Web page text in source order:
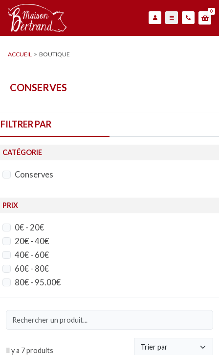
0
ACCUEIL > BOUTIQUE
CONSERVES
FILTRER PAR
CATÉGORIE
Conserves
PRIX
0€ - 20€
20€ - 40€
40€ - 60€
60€ - 80€
80€ - 95.00€
Il y a 7 produits